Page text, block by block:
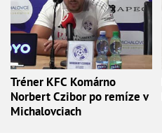
Tréner KFC Komárno
Norbert Czibor po remíze v
Michalovciach